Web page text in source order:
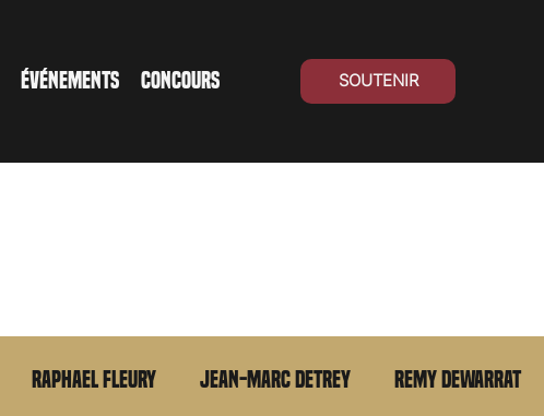
ÉVÉNEMENTS CONCOURS SOUTENIR
Raphael Fleury Jean-Marc Detrey Remy Dewarrat